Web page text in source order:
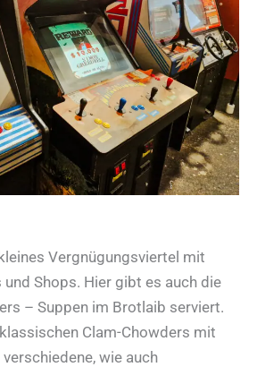
Vergnügungsviertel mit
und Shops. Hier gibt es auch die
– Suppen im Brotlaib serviert.
Clam-Chowders mit
wie auch